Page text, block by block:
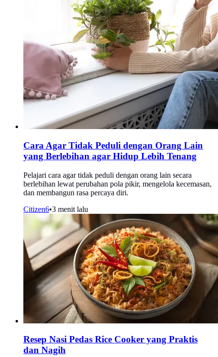
Cara Agar Tidak Peduli dengan Orang Lain
yang Berlebihan agar Hidup Lebih Tenang
Pelajari cara agar tidak peduli dengan orang lain secara
berlebihan lewat perubahan pola pikir, mengelola kecemasan,
dan membangun rasa percaya diri.
Citizen6•3 menit lalu
Resep Nasi Pedas Rice Cooker yang Praktis
dan Nagih